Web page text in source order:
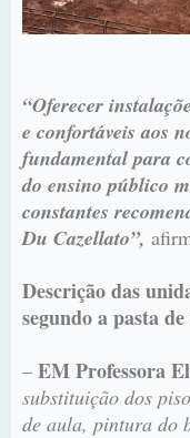
“Oferecer
e confortáveis aos
fundamental para
do ensino público
constantes
Du Cazellato”,
Descrição das
segundo a pasta
– EM Professora
substituição dos
de aula, pintura do